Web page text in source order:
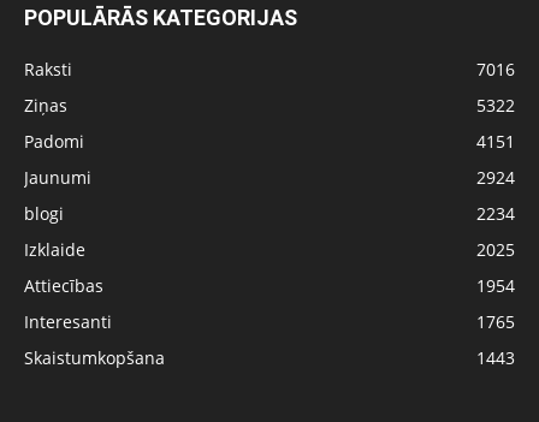
POPULĀRĀS KATEGORIJAS
Raksti
7016
Ziņas
5322
Padomi
4151
Jaunumi
2924
blogi
2234
Izklaide
2025
Attiecības
1954
Interesanti
1765
Skaistumkopšana
1443